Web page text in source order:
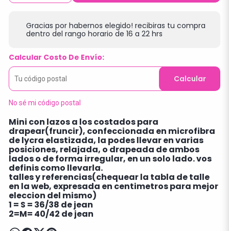
Gracias por habernos elegido! recibiras tu compra
dentro del rango horario de 16 a 22 hrs
Calcular Costo De Envío:
Calcular
No sé mi código postal
Mini con lazos a los costados para
drapear(fruncir), confeccionada en microfibra
de lycra elastizada, la podes llevar en varias
posiciones, relajada, o drapeada de ambos
lados o de forma irregular, en un solo lado. vos
definis como llevarla.
talles y referencias(chequear la tabla de talle
en la web, expresada en centimetros para mejor
eleccion del mismo)
1 = S = 36/38 de jean
2=M= 40/42 de jean